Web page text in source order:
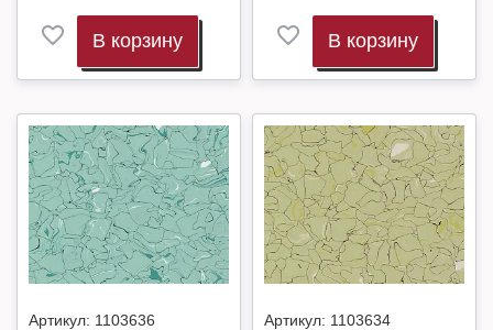
В корзину В корзину
Артикул: 1103636 Артикул: 1103634